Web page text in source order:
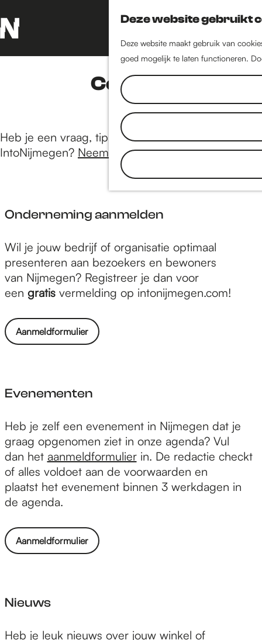
Deze website gebruikt
Deze website maakt gebruik van
goed mogelijk te laten functioneren.
a
d
e
e
a
g
e
Contact
Heb je een vraag, tip of opmerking voor
IntoNijmegen? Neem gerust contact met ons op.
Onderneming aanmelden
O
n
d
e
n
e
g
a
n
m
e
l
d
n
Wil je jouw bedrijf of organisatie optimaal
presenteren aan bezoekers en bewoners
van Nijmegen? Registreer je dan voor
een gratisvermelding op intonijmegen.com!
Aanmeldformulier
Evenementen
E
v
e
n
e
m
n
t
Heb je zelf een evenement in Nijmegen dat je
graag opgenomen ziet in onze agenda? Vul
dan het aanmeldformulierin. De redactie checkt
of alles voldoet aan de voorwaarden en
plaatst het evenement binnen 3 werkdagen in
de agenda.
Aanmeldformulier
Nieuws
N
Heb je leuk nieuws over jouw winkel of